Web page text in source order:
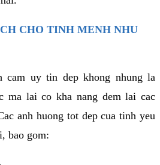
CHO TINH MENH NHU
cam uy tin dep khong nhung la
ma lai co kha nang dem lai cac
anh huong tot dep cua tinh yeu
bao gom: